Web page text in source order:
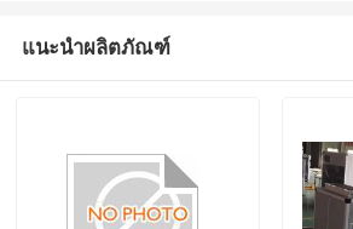
แนะนำผลิตภัณฑ์